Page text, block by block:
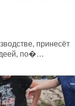
принесёт
по�…